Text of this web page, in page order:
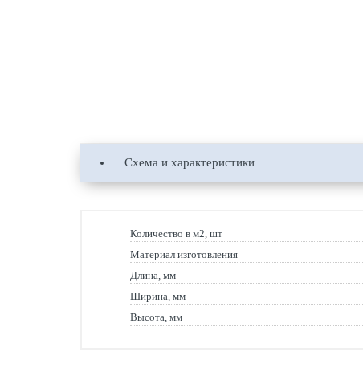
Схема и характеристики
Количество в м2, шт
Материал изготовления
Длина, мм
Ширина, мм
Высота, мм